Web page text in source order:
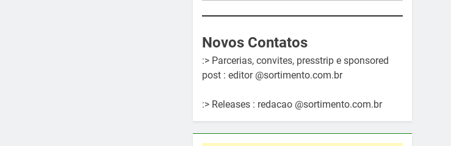
Novos Contatos
:> Parcerias, convites, presstrip e sponsored
post : editor @sortimento.com.br
:> Releases : redacao @sortimento.com.br